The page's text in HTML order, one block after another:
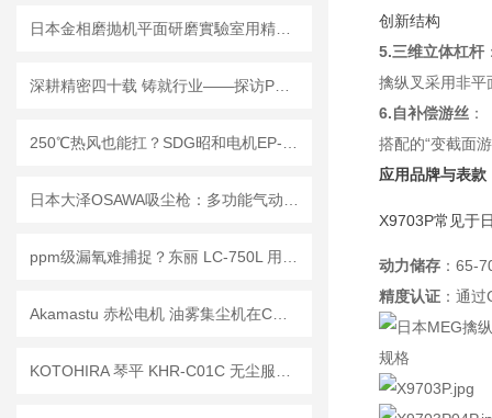
创新结构
5.三维立体杠杆
擒纵叉采用非平
6.自补偿游丝：
搭配的“变截面
应用品牌与表款
X9703P常见于
动力储存：65-
精度认证：通过
规格